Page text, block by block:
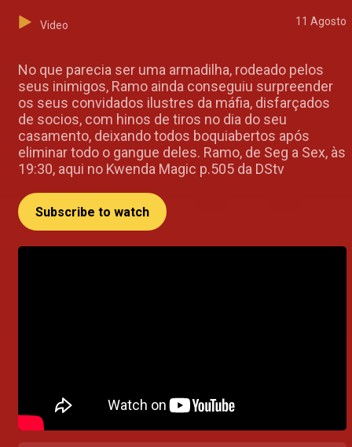
Video 11 Agosto
No que parecia ser uma armadilha, rodeado pelos
seus inimigos, Ramo ainda conseguiu surpreender
os seus convidados ilustres da máfia, disfarçados
de socios, com hinos de tiros no dia do seu
casamento, deixando todos boquiabertos após
eliminar todo o gangue deles. Ramo, de Seg a Sex, às
19:30, aqui no Kwenda Magic p.505 da DStv
Subscribe to watch